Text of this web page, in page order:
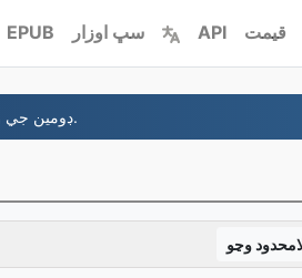
EPUB سڀ اوزار API قيمت
- 800+ ڊومين جي وڌي. توهان جي مڪمل نالو ڳوليو.